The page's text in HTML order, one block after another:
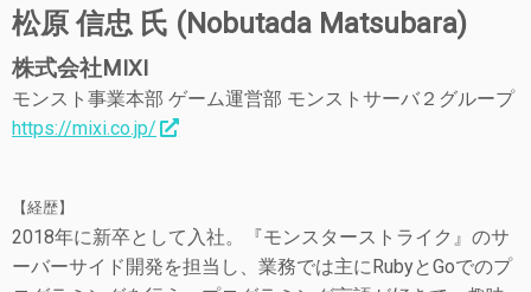
松原 信忠 氏 (Nobutada Matsubara)
株式会社MIXI
モンスト事業本部 ゲーム運営部 モンストサーバ２グループ
https://mixi.co.jp/
【経歴】
2018年に新卒として入社。『モンスターストライク』のサ
ーバーサイド開発を担当し、業務では主にRubyとGoでのプ